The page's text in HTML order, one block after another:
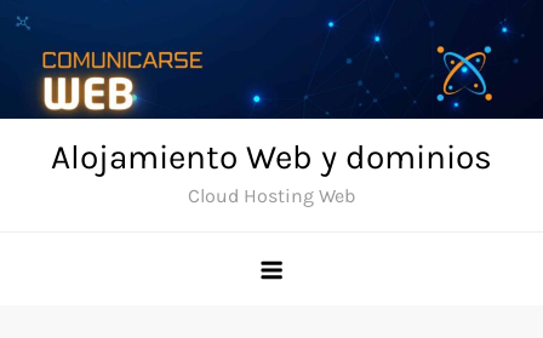
Skip
content
Alojamiento Web y dominios
Cloud Hosting Web